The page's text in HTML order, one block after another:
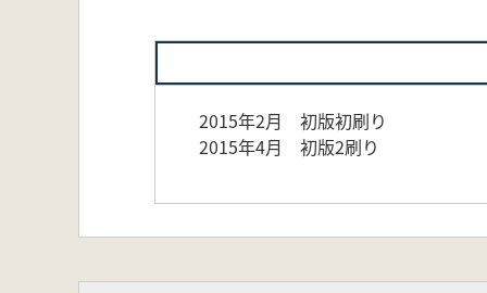
2015年2月 初版初刷り
2015年4月 初版2刷り